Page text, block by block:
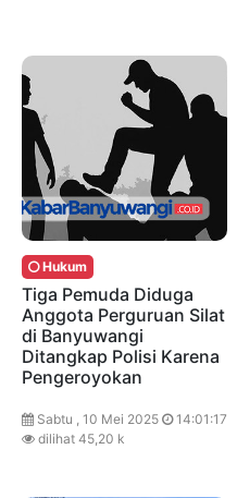
Hukum
Tiga Pemuda Diduga
Anggota Perguruan Silat
di Banyuwangi
Ditangkap Polisi Karena
Pengeroyokan
Sabtu , 10 Mei 2025
14:01:17
dilihat 45,20 k